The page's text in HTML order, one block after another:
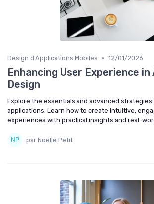
Design d'Applications Mobiles • 12/01/2026
Enhancing User Experience
Design
Explore the essentials and advanced strategies
applications. Learn how to create intuitive,
experiences with practical insights and real-
par Noelle Petit